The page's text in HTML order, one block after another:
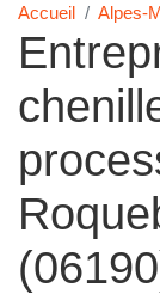
Accueil Alpes-